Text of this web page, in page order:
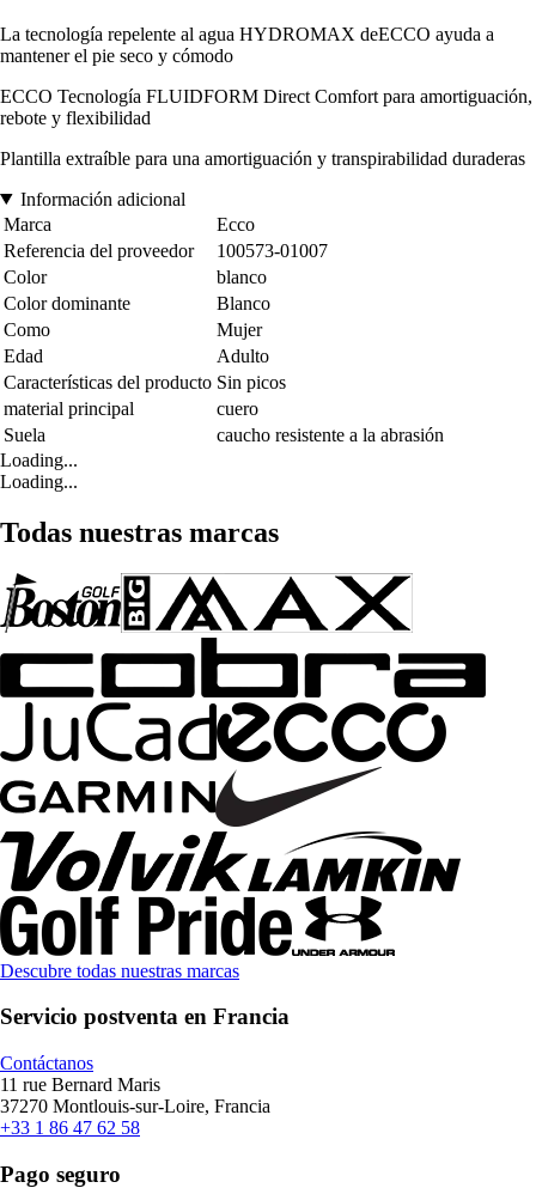
La tecnología repelente al agua HYDROMAX deECCO ayuda a
mantener el pie seco y cómodo
ECCO Tecnología FLUIDFORM Direct Comfort para amortiguación,
rebote y flexibilidad
Plantilla extraíble para una amortiguación y transpirabilidad duraderas
Información adicional
Marca
Ecco
Referencia del proveedor
100573-01007
Color
blanco
Color dominante
Blanco
Como
Mujer
Edad
Adulto
Características del producto Sin picos
material principal
cuero
Suela
caucho resistente a la abrasión
Loading...
Loading...
Todas nuestras marcas
Descubre todas nuestras marcas
Servicio postventa en Francia
Contáctanos
11 rue Bernard Maris
37270 Montlouis-sur-Loire, Francia
+33 1 86 47 62 58
Pago seguro